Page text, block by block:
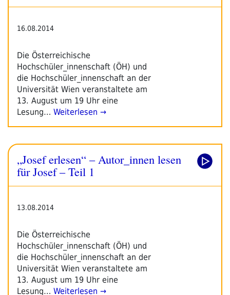
16.08.2014
Die Österreichische
Hochschüler_innenschaft (ÖH) und
die Hochschüler_innenschaft an der
Universität Wien veranstaltete am
13. August um 19 Uhr eine
Lesung… Weiterlesen →
„Josef erlesen“ – Autor_innen lesen
für Josef – Teil 1
13.08.2014
Die Österreichische
Hochschüler_innenschaft (ÖH) und
die Hochschüler_innenschaft an der
Universität Wien veranstaltete am
13. August um 19 Uhr eine
Lesung… Weiterlesen →